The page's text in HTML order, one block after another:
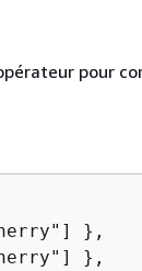
pour
},
},